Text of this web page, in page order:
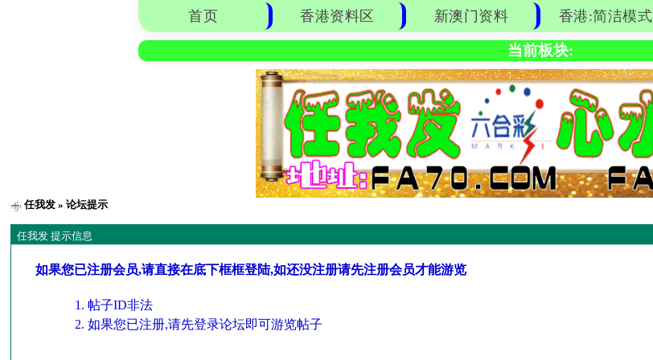
首页 香港资料区 新澳门资料 香港:简洁模式
当前板块:
任我发 » 论坛提示
任我发 提示信息
如果您已注册会员,请直接在底下框框登陆,如还没注册请先注册会员才能游览
帖子ID非法
如果您已注册,请先登录论坛即可游览帖子